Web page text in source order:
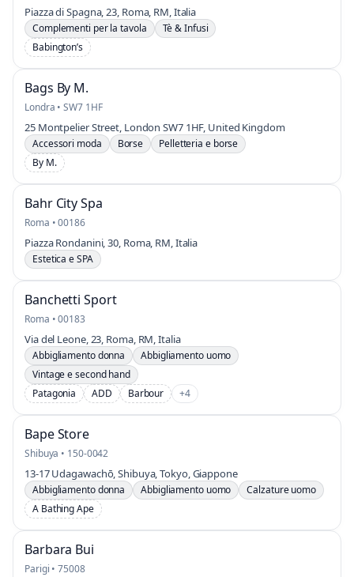
Piazza di Spagna, 23, Roma, RM, Italia
Complementi per la tavola
Tè & Infusi
Babington’s
Bags By M.
Londra • SW7 1HF
25 Montpelier Street, London SW7 1HF, United Kingdom
Accessori moda Borse
Pelletteria e borse
By M.
Bahr City Spa
Roma • 00186
Piazza Rondanini, 30, Roma, RM, Italia
Estetica e SPA
Banchetti Sport
Roma • 00183
Via del Leone, 23, Roma, RM, Italia
Abbigliamento donna
Abbigliamento uomo
Vintage e second hand
Patagonia
ADD Barbour +4
Bape Store
Shibuya • 150-0042
13-17 Udagawachō, Shibuya, Tokyo, Giappone
Abbigliamento donna Abbigliamento uomo
Calzature uomo
A Bathing Ape
Barbara Bui
Parigi • 75008